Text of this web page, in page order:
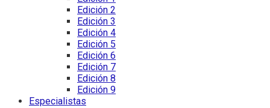
Edición 2
Edición 3
Edición 4
Edición 5
Edición 6
Edición 7
Edición 8
Edición 9
Especialistas